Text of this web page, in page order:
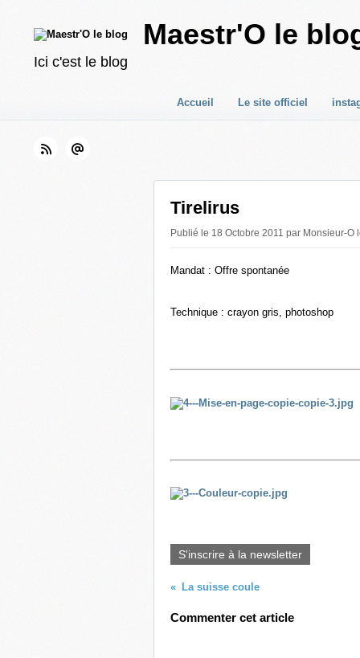
Maestr'O le
Ici c'est le blog
Accueil Le site officiel
Tirelirus
Publié le 18 Octobre 2011 par Monsieur-O
Mandat : Offre spontanée
Technique : crayon gris, photoshop
S'inscrire à la newsletter
La suisse coule
Commenter cet article